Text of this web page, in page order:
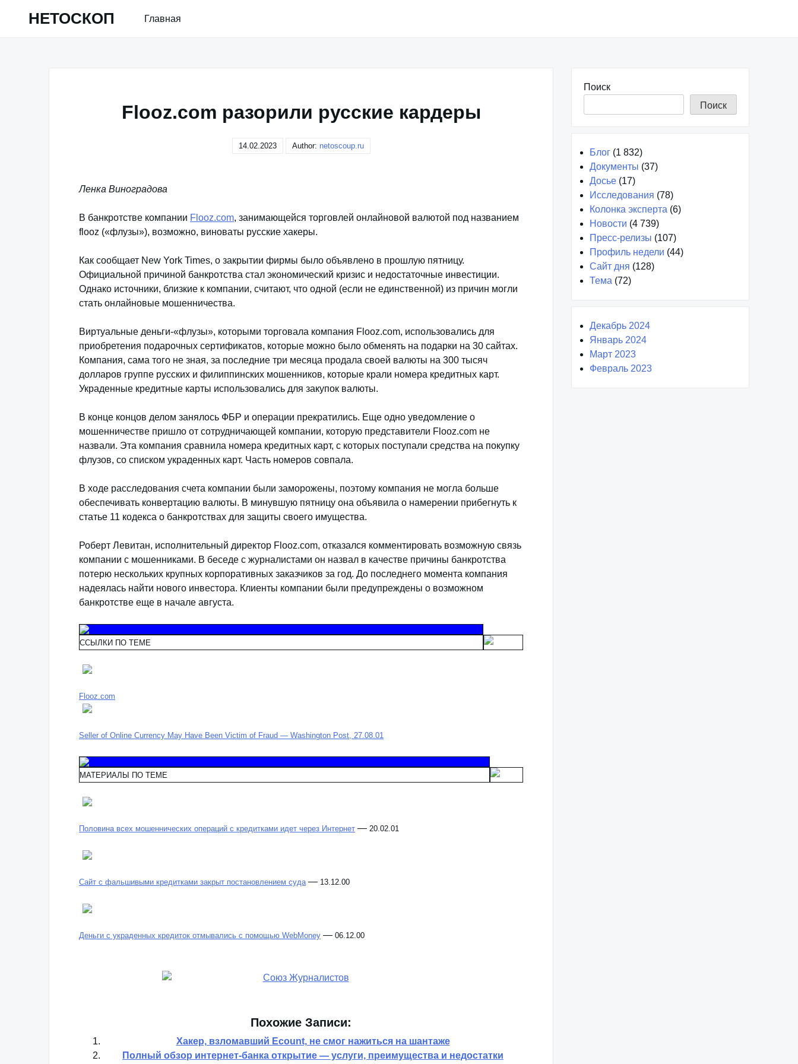
НЕТОСКОП Главная
Flooz.com разорили русские кардеры
14.02.2023 Author: netoscoup.ru
Ленка Виноградова
В банкротстве компании Flooz.com, занимающейся торговлей онлайновой валютой под названием
flooz («флузы»), возможно, виноваты русские хакеры.
Как сообщает New York Times, о закрытии фирмы было объявлено в прошлую пятницу.
Официальной причиной банкротства стал экономический кризис и недостаточные инвестиции.
Однако источники, близкие к компании, считают, что одной (если не единственной) из причин могли
стать онлайновые мошенничества.
Виртуальные деньги-«флузы», которыми торговала компания Flooz.com, использовались для
приобретения подарочных сертификатов, которые можно было обменять на подарки на 30 сайтах.
Компания, сама того не зная, за последние три месяца продала своей валюты на 300 тысяч
долларов группе русских и филиппинских мошенников, которые крали номера кредитных карт.
Украденные кредитные карты использовались для закупок валюты.
В конце концов делом занялось ФБР и операции прекратились. Еще одно уведомление о
мошенничестве пришло от сотрудничающей компании, которую представители Flooz.com не
назвали. Эта компания сравнила номера кредитных карт, с которых поступали средства на покупку
флузов, со списком украденных карт. Часть номеров совпала.
В ходе расследования счета компании были заморожены, поэтому компания не могла больше
обеспечивать конвертацию валюты. В минувшую пятницу она объявила о намерении прибегнуть к
статье 11 кодекса о банкротствах для защиты своего имущества.
Роберт Левитан, исполнительный директор Flooz.com, отказался комментировать возможную связь
компании с мошенниками. В беседе с журналистами он назвал в качестве причины банкротства
потерю нескольких крупных корпоративных заказчиков за год. До последнего момента компания
надеялась найти нового инвестора. Клиенты компании были предупреждены о возможном
банкротстве еще в начале августа.
ССЫЛКИ ПО ТЕМЕ
Flooz.com
Seller of Online Currency May Have Been Victim of Fraud — Washington Post, 27.08.01
МАТЕРИАЛЫ ПО ТЕМЕ
Половина всех мошеннических операций с кредитками идет через Интернет — 20.02.01
Сайт с фальшивыми кредитками закрыт постановлением суда — 13.12.00
Деньги с украденных кредиток отмывались с помощью WebMoney — 06.12.00
Похожие Записи:
Хакер, взломавший Ecount, не смог нажиться на шантаже
Полный обзор интернет-банка открытие — услуги, преимущества и недостатки
Поиск
Поиск
Блог (1 832)
Документы (37)
Досье (17)
Исследования (78)
Колонка эксперта (6)
Новости (4 739)
Пресс-релизы (107)
Профиль недели (44)
Сайт дня (128)
Тема (72)
Декабрь 2024
Январь 2024
Март 2023
Февраль 2023